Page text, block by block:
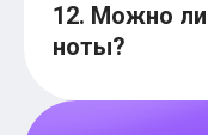
12. Можно ли
ноты?